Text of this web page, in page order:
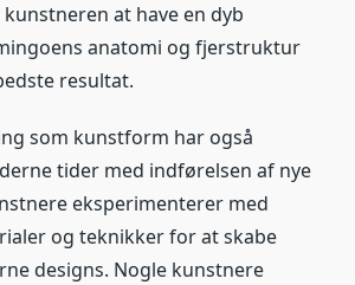
at have en dyb
anatomi og fjerstruktur
resultat.
som kunstform har også
tider med indførelsen af nye
eksperimenterer med
og teknikker for at skabe
designs. Nogle kunstnere